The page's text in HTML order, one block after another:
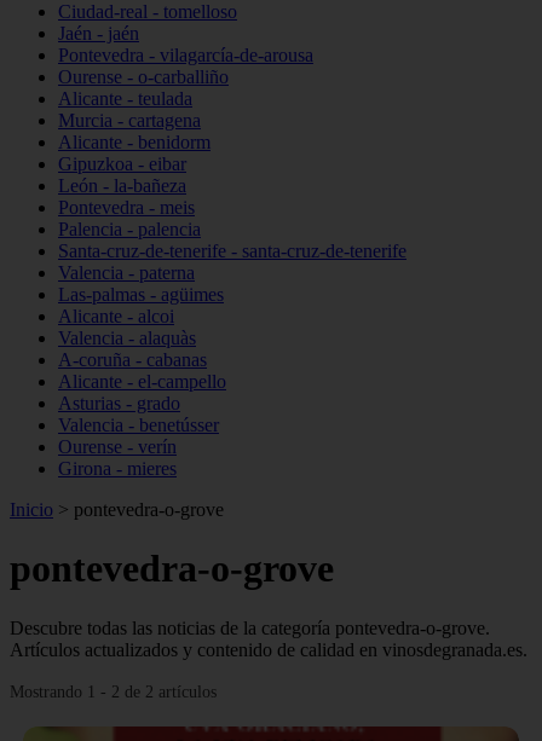
Ciudad-real - tomelloso
Jaén - jaén
Pontevedra - vilagarcía-de-arousa
Ourense - o-carballiño
Alicante - teulada
Murcia - cartagena
Alicante - benidorm
Gipuzkoa - eibar
León - la-bañeza
Pontevedra - meis
Palencia - palencia
Santa-cruz-de-tenerife - santa-cruz-de-tenerife
Valencia - paterna
Las-palmas - agüimes
Alicante - alcoi
Valencia - alaquàs
A-coruña - cabanas
Alicante - el-campello
Asturias - grado
Valencia - benetússer
Ourense - verín
Girona - mieres
Inicio > pontevedra-o-grove
pontevedra-o-grove
Descubre todas las noticias de la categoría pontevedra-o-grove.
Artículos actualizados y contenido de calidad en vinosdegranada.es.
Mostrando 1 - 2 de 2 artículos